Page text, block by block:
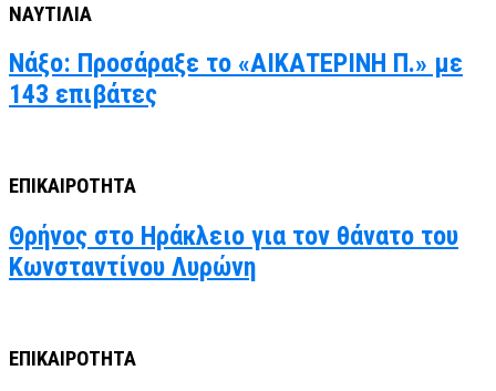
ΝΑΥΤΙΛΙΑ
Νάξο: Προσάραξε το «ΑΙΚΑΤΕΡΙΝΗ Π.» με
143 επιβάτες
ΕΠΙΚΑΙΡΟΤΗΤΑ
Θρήνος στο Ηράκλειο για τον θάνατο του
Κωνσταντίνου Λυρώνη
ΕΠΙΚΑΙΡΟΤΗΤΑ